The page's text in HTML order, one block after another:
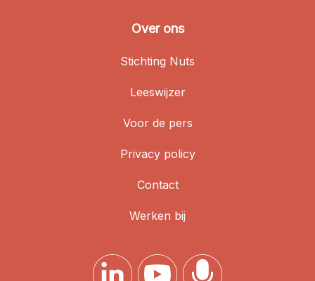
Over ons
Stichting Nuts
Leeswijzer
Voor de pers
Privacy policy
Contact
Werken bij